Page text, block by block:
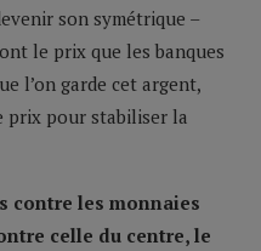
son symétrique –
le prix que les banques
l’on garde cet argent,
prix pour stabiliser la
contre les monnaies
celle du centre, le